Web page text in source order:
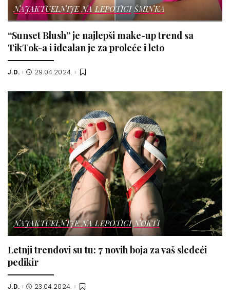
NAJAKTUELNIJE NA LEPOTICI ŠMINKA
“Sunset Blush” je najlepši make-up trend sa
TikTok-a i idealan je za proleće i leto
Posted
J.D. 29.04.2024.
NAJAKTUELNIJE NA LEPOTICI NOKTI
Letnji trendovi su tu: 7 novih boja za vaš sledeći
pedikir
Posted
J.D. 23.04.2024.